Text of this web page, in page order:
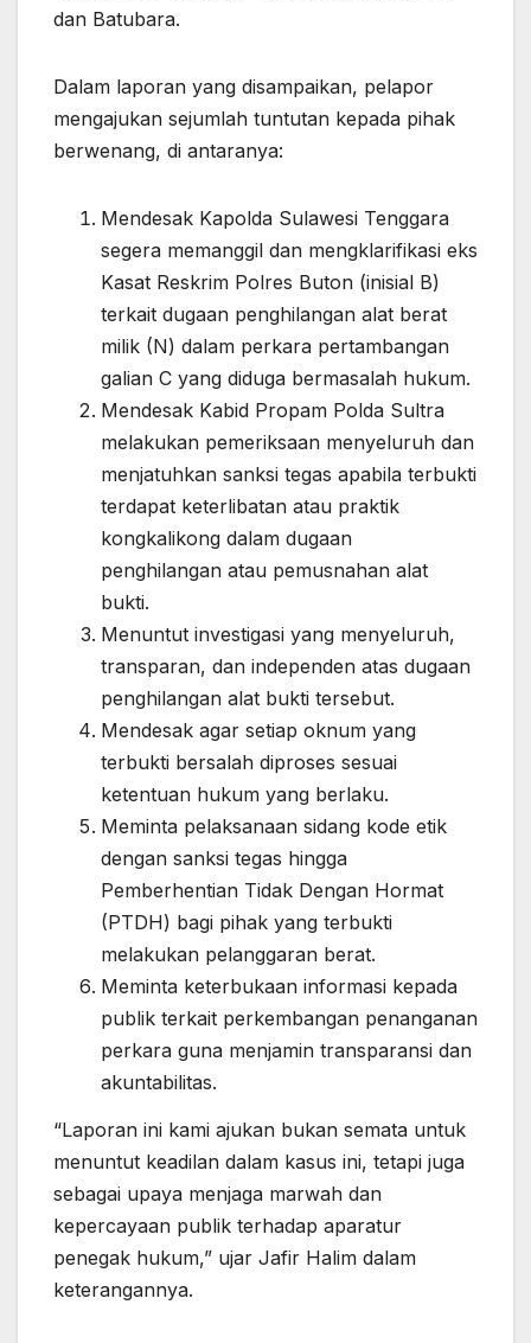
dan Batubara.
Dalam laporan yang disampaikan, pelapor
mengajukan sejumlah tuntutan kepada pihak
berwenang, di antaranya:
Mendesak Kapolda Sulawesi Tenggara
segera memanggil dan mengklarifikasi eks
Kasat Reskrim Polres Buton (inisial B)
terkait dugaan penghilangan alat berat
milik (N) dalam perkara pertambangan
galian C yang diduga bermasalah hukum.
Mendesak Kabid Propam Polda Sultra
melakukan pemeriksaan menyeluruh dan
menjatuhkan sanksi tegas apabila terbukti
terdapat keterlibatan atau praktik
kongkalikong dalam dugaan
penghilangan atau pemusnahan alat
bukti.
Menuntut investigasi yang menyeluruh,
transparan, dan independen atas dugaan
penghilangan alat bukti tersebut.
Mendesak agar setiap oknum yang
terbukti bersalah diproses sesuai
ketentuan hukum yang berlaku.
Meminta pelaksanaan sidang kode etik
dengan sanksi tegas hingga
Pemberhentian Tidak Dengan Hormat
(PTDH) bagi pihak yang terbukti
melakukan pelanggaran berat.
Meminta keterbukaan informasi kepada
publik terkait perkembangan penanganan
perkara guna menjamin transparansi dan
akuntabilitas.
“Laporan ini kami ajukan bukan semata untuk
menuntut keadilan dalam kasus ini, tetapi juga
sebagai upaya menjaga marwah dan
kepercayaan publik terhadap aparatur
penegak hukum,” ujar Jafir Halim dalam
keterangannya.